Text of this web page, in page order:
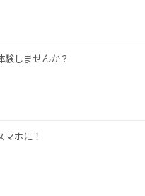
しませんか？
ホに！